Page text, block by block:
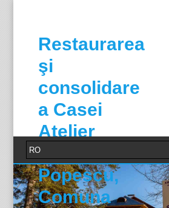
Restaurarea
şi
consolidare
a Casei
Atelier
Gabriel
Popescu,
Comuna